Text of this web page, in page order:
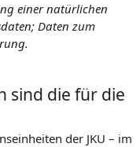
einer natürlichen
Daten zum
sind die für die
der JKU – im